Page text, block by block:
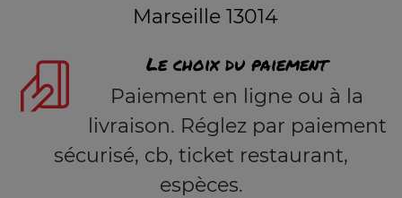
Marseille 13014
Le choix du paiement
Paiement en ligne ou à la
livraison. Réglez par paiement
sécurisé, cb, ticket restaurant,
espèces.